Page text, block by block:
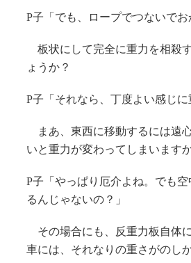
P子「でも、ロープでつないでお
板状にして完全に重力を相殺
ょうか？
P子「それなら、丁度よい感じ
まあ、東西に移動するには遠
いと重力が変わってしまいますか
P子「やっぱり厄介よね。でも
るんじゃないの？」
その場合にも、反重力板自体
車には、それなりの重さがのし